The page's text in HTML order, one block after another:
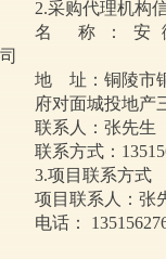
2.采购代理机构
名 称：安
地 址： 铜陵市
府对面城投地产
联系
联系方式：
3.项目联系方式
项目联系
电话：